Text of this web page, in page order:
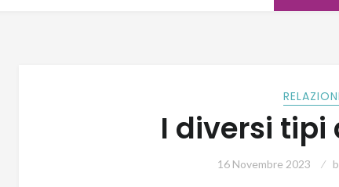
RELAZIONI
I diversi tipi
16 Novembre 2023